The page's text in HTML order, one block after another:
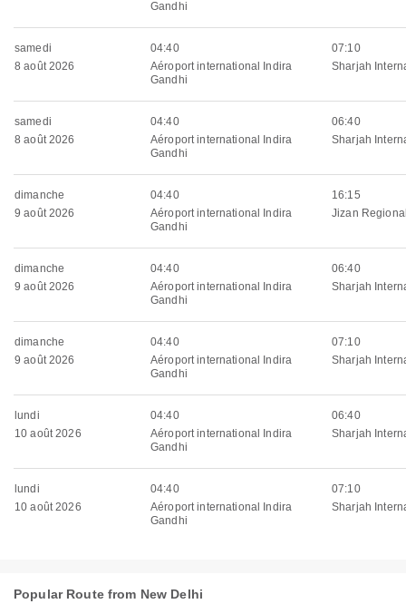
Gandhi
samedi
8 août 2026
04:40
Aéroport international Indira
Gandhi
07:10
Sharjah
samedi
8 août 2026
04:40
Aéroport international Indira
Gandhi
06:40
Sharjah
dimanche
9 août 2026
04:40
Aéroport international Indira
Gandhi
16:15
Jizan
dimanche
9 août 2026
04:40
Aéroport international Indira
Gandhi
06:40
Sharjah
dimanche
9 août 2026
04:40
Aéroport international Indira
Gandhi
07:10
Sharjah
lundi
10 août 2026
04:40
Aéroport international Indira
Gandhi
06:40
Sharjah
lundi
10 août 2026
04:40
Aéroport international Indira
Gandhi
07:10
Sharjah
Popular Route from New Delhi